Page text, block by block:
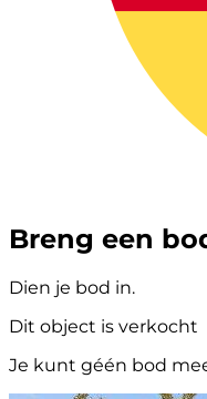
Breng een
Dien je bod in.
Dit object is verkocht
Je kunt géén bod